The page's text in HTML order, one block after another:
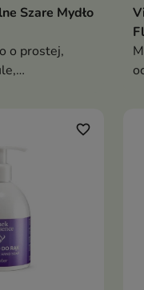
Szare Mydło
o prostej,
favorite_border